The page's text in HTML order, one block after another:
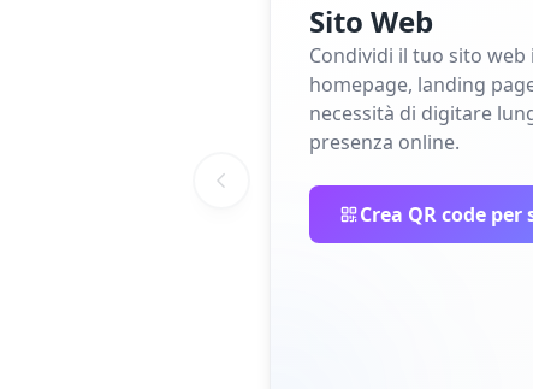
Sito Web
Condividi il tuo sito
homepage, landing
necessità di digitare
presenza online.
Crea QR code